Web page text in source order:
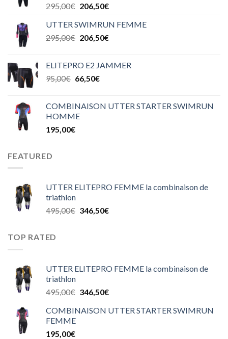
295,00€ 206,50€
UTTER SWIMRUN FEMME
295,00€ 206,50€
ELITEPRO E2 JAMMER
95,00€ 66,50€
COMBINAISON UTTER STARTER SWIMRUN
HOMME
195,00€
FEATURED
UTTER ELITEPRO FEMME la combinaison de
triathlon
495,00€ 346,50€
TOP RATED
UTTER ELITEPRO FEMME la combinaison de
triathlon
495,00€ 346,50€
COMBINAISON UTTER STARTER SWIMRUN
FEMME
195,00€